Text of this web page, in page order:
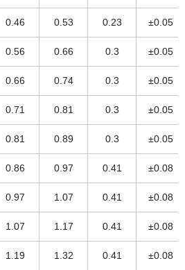
0.46 0.53 0.23 ±0.05
0.56 0.66 0.3 ±0.05
0.66 0.74 0.3 ±0.05
0.71 0.81 0.3 ±0.05
0.81 0.89 0.3 ±0.05
0.86 0.97 0.41 ±0.08
0.97 1.07 0.41 ±0.08
1.07 1.17 0.41 ±0.08
1.19 1.32 0.41 ±0.08